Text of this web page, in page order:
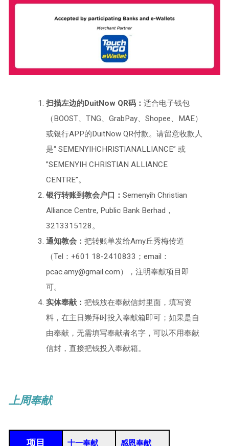
扫描左边的DuitNow QR码： 适合电子钱包
（BOOST、TNG、GrabPay、Shopee、MAE）
或银行APP的DuitNow QR付款。请留意收款人
是“ SEMENYIHCHRISTIANALLIANCE” 或
”SEMENYIH CHRISTIAN ALLIANCE
CENTRE”。
银行转账到教会户口： Semenyih Christian
Alliance Centre, Public Bank Berhad，
3213315128。
通知教会： 把转账单发给Amy丘秀梅传道
（Tel：+601 18-2410833；email：
pcac.amy@gmail.com），注明奉献项目即
可。
实体奉献： 把钱放在奉献信封里面，填写资
料，在主日崇拜时投入奉献箱即可；如果是自
由奉献，无需填写奉献者名字，可以不用奉献
信封，直接把钱投入奉献箱。
上周奉献
项目 十一奉献 感恩奉献